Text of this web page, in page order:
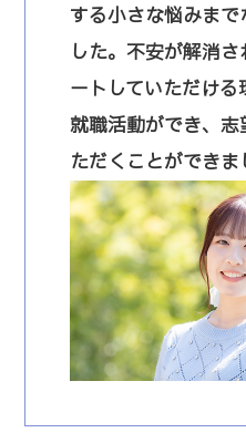
する小さな悩みま
した。不安が解消
ートしていただける
就職活動ができ、
ただくことができま